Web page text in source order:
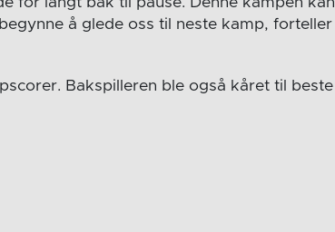
å glede oss til neste kamp, forteller
Bakspilleren ble også kåret til beste